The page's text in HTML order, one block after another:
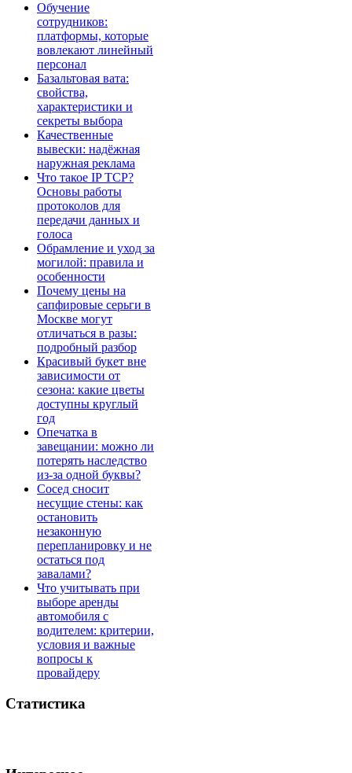
Обучение
сотрудников:
платформы, которые
вовлекают линейный
персонал
Базальтовая вата:
свойства,
характеристики и
секреты выбора
Качественные
вывески: надёжная
наружная реклама
Что такое IP TCP?
Основы работы
протоколов для
передачи данных и
голоса
Обрамление и уход за
могилой: правила и
особенности
Почему цены на
сапфировые серьги в
Москве могут
отличаться в разы:
подробный разбор
Красивый букет вне
зависимости от
сезона: какие цветы
доступны круглый
год
Опечатка в
завещании: можно ли
потерять наследство
из-за одной буквы?
Сосед сносит
несущие стены: как
остановить
незаконную
перепланировку и не
остаться под
завалами?
Что учитывать при
выборе аренды
автомобиля с
водителем: критерии,
условия и важные
вопросы к
провайдеру
Статистика